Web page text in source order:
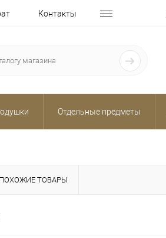
Контакты
Отдельные предметы
ПОХОЖИЕ ТОВАРЫ